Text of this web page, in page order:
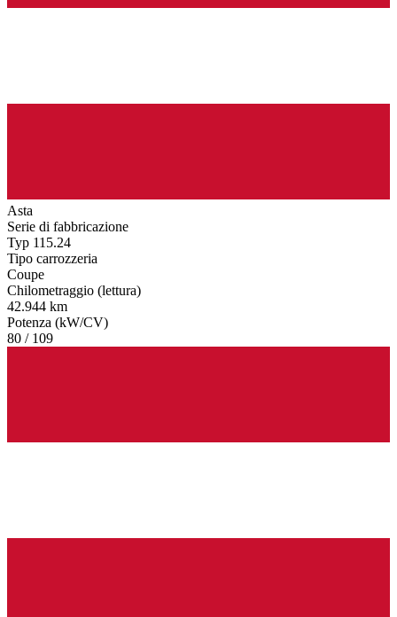
Asta
Serie di fabbricazione
Typ 115.24
Tipo carrozzeria
Coupe
Chilometraggio (lettura)
42.944 km
Potenza (kW/CV)
80 / 109